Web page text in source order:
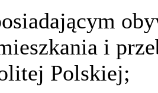
i
Polskiej;